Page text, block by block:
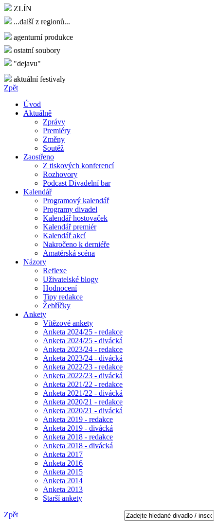
ZLÍN
...další z regionů...
agenturní produkce
ostatní soubory
"dejavu"
aktuální festivaly
Zpět
Úvod
Aktuálně
Zprávy
Premiéry
Změny
Soutěž
Zaostřeno
Z tiskových konferencí
Rozhovory
Podcast Divadelní bar
Kalendář
Programový kalendář
Programy divadel
Kalendář hostovaček
Kalendář premiér
Kalendář akcí
Nakročeno k derniéře
Amatérská scéna
Názory
Reflexe
Uživatelské blogy
Hodnocení
Tipy redakce
Žebříčky
Ankety
Vítězové ankety
Anketa 2024/25 - redakce
Anketa 2024/25 - divácká
Anketa 2023/24 - redakce
Anketa 2023/24 - divácká
Anketa 2022/23 - redakce
Anketa 2022/23 - divácká
Anketa 2021/22 - redakce
Anketa 2021/22 - divácká
Anketa 2020/21 - redakce
Anketa 2020/21 - divácká
Anketa 2019 - redakce
Anketa 2019 - divácká
Anketa 2018 - redakce
Anketa 2018 - divácká
Anketa 2017
Anketa 2016
Anketa 2015
Anketa 2014
Anketa 2013
Starší ankety
Zpět